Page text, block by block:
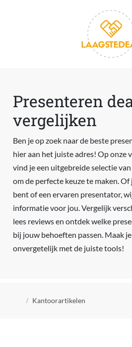
Presenteren
vergelijken
Ben je op zoek naar de beste
hier aan het juiste adres! Op onze
vind je een uitgebreide selectie
om de perfecte keuze te maken.
bent of een ervaren presentator,
informatie voor jou. Vergelijk
lees reviews en ontdek welke
bij jouw behoeften passen. Maak
onvergetelijk met de juiste tools!
Kruimelpad
Kantoorartikelen